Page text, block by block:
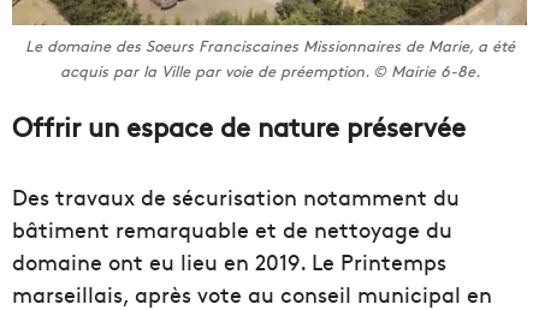
Le domaine des Soeurs Franciscaines Missionnaires de Marie, a été
acquis par la Ville par voie de préemption. © Mairie 6-8e.
Offrir un espace de nature préservée
Des travaux de sécurisation notamment du
bâtiment remarquable et de nettoyage du
domaine ont eu lieu en 2019. Le Printemps
marseillais, après vote au conseil municipal en